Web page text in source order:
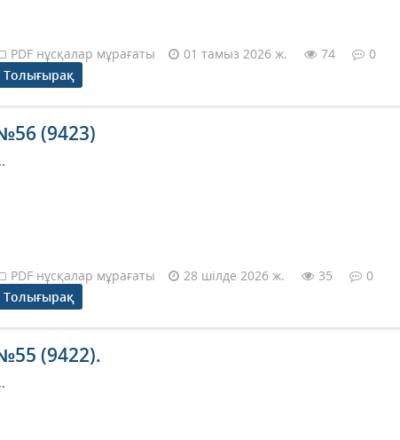
PDF нұсқалар мұрағаты 01 тамыз 2026 ж. 74
0
Толығырақ
(9423)
PDF нұсқалар мұрағаты 28 шілде 2026 ж. 35
0
Толығырақ
(9422).